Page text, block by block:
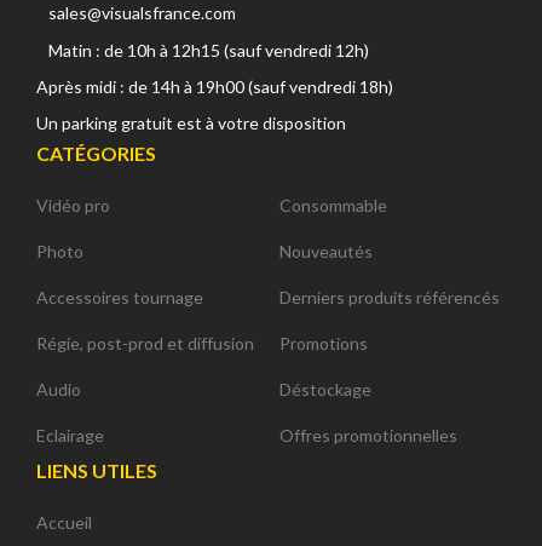
sales@visualsfrance.com
Matin : de 10h à 12h15 (sauf vendredi 12h)
Après midi : de 14h à 19h00 (sauf vendredi 18h)
Un parking gratuit est à votre disposition
CATÉGORIES
Vidéo pro
Photo
Accessoires tournage
Régie, post-prod et diffusion
Audio
Eclairage
Consommable
Nouveautés
Derniers produits référencés
Promotions
Déstockage
Offres promotionnelles
LIENS UTILES
Accueil